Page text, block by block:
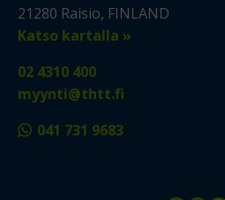
21280 Raisio, FINLAND
Katso kartalla »
02 4310 400
myynti@thtt.fi
041 731 9683